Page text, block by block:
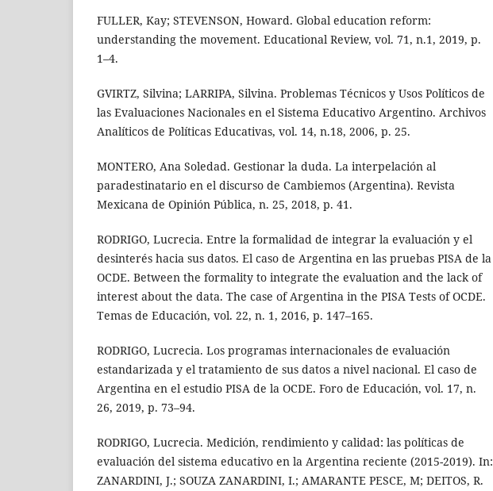
FULLER, Kay; STEVENSON, Howard. Global education reform:
understanding the movement. Educational Review, vol. 71, n.1, 2019, p.
1–4.
GVIRTZ, Silvina; LARRIPA, Silvina. Problemas Técnicos y Usos Políticos de
las Evaluaciones Nacionales en el Sistema Educativo Argentino. Archivos
Analíticos de Políticas Educativas, vol. 14, n.18, 2006, p. 25.
MONTERO, Ana Soledad. Gestionar la duda. La interpelación al
paradestinatario en el discurso de Cambiemos (Argentina). Revista
Mexicana de Opinión Pública, n. 25, 2018, p. 41.
RODRIGO, Lucrecia. Entre la formalidad de integrar la evaluación y el
desinterés hacia sus datos. El caso de Argentina en las pruebas PISA de la
OCDE. Between the formality to integrate the evaluation and the lack of
interest about the data. The case of Argentina in the PISA Tests of OCDE.
Temas de Educación, vol. 22, n. 1, 2016, p. 147–165.
RODRIGO, Lucrecia. Los programas internacionales de evaluación
estandarizada y el tratamiento de sus datos a nivel nacional. El caso de
Argentina en el estudio PISA de la OCDE. Foro de Educación, vol. 17, n.
26, 2019, p. 73–94.
RODRIGO, Lucrecia. Medición, rendimiento y calidad: las políticas de
evaluación del sistema educativo en la Argentina reciente (2015-2019). In:
ZANARDINI, J.; SOUZA ZANARDINI, I.; AMARANTE PESCE, M; DEITOS, R.